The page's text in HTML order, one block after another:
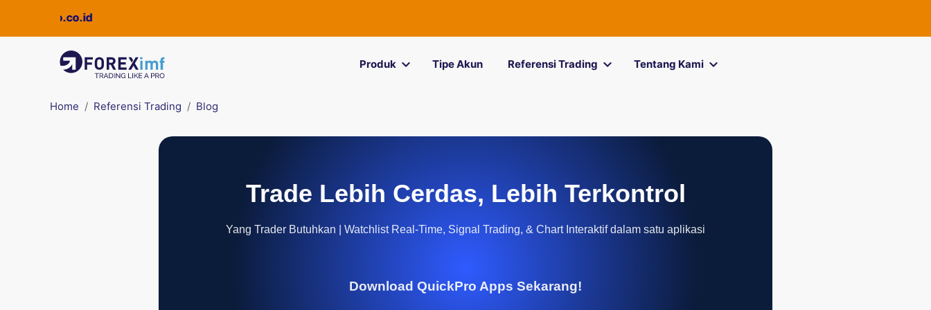
Produk Tipe Akun Referensi Trading Tentang Kami
Home Referensi Trading Blog
Trade Lebih Cerdas, Lebih Terkontrol
Yang Trader Butuhkan | Watchlist Real-Time, Signal Trading, & Chart Interaktif dalam satu aplikasi
Download QuickPro Apps Sekarang!